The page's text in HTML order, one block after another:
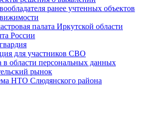
ранее учтенных объектов
палата Иркутской области
России
для участников СВО
в области персональных данных
рынок
НТО Слюдянского района